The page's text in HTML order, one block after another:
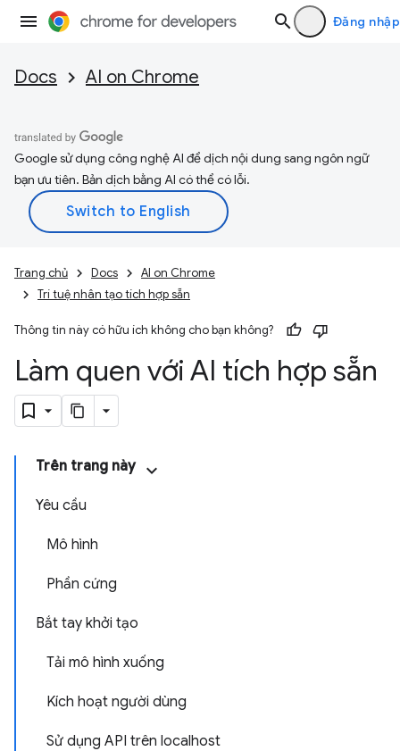
Đăng nhập
Docs AI on Chrome
Google sử dụng công nghệ AI để dịch nội dung sang ngôn ngữ
bạn ưu tiên. Bản dịch bằng AI có thể có lỗi.
Trang chủ Docs
AI on Chrome
Trí tuệ nhân tạo tích hợp sẵn
Thông tin này có hữu ích không cho bạn không?
Làm quen với AI tích hợp sẵn
Trên trang này
Yêu cầu
Mô hình
Phần cứng
Bắt tay khởi tạo
Tải mô hình xuống
Kích hoạt người dùng
Sử dụng API trên localhost